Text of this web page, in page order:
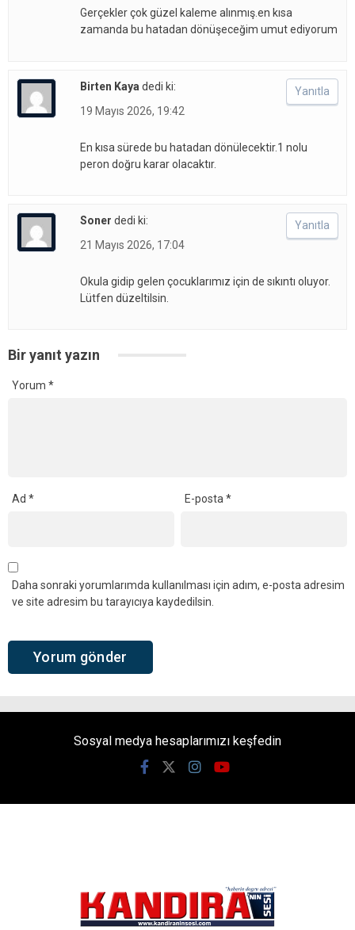
Gerçekler çok güzel kaleme alınmış.en kısa
zamanda bu hatadan dönüşeceğim umut ediyorum
Birten Kaya dedi ki:
19 Mayıs 2026, 19:42
En kısa sürede bu hatadan dönülecektir.1 nolu
peron doğru karar olacaktır.
Yanıtla
Soner dedi ki:
21 Mayıs 2026, 17:04
Okula gidip gelen çocuklarımız için de sıkıntı oluyor.
Lütfen düzeltilsin.
Yanıtla
Bir yanıt yazın
Yorum *
Ad * E-posta*
Daha sonraki yorumlarımda kullanılması için adım, e-posta adresim
ve site adresim bu tarayıcıya kaydedilsin.
Sosyal medya hesaplarımızı keşfedin